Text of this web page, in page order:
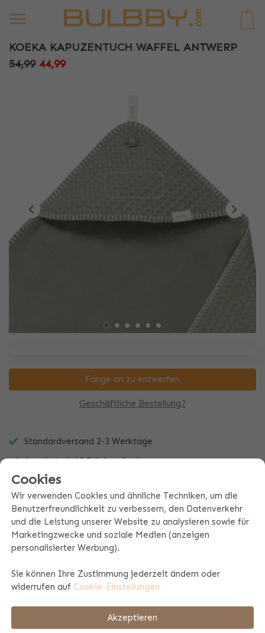
KOEKA KAPUZENTUCH WAFFEL ANTWERP
54,99 44,99
Geschäftliche Bestellung?
Fange an zu entwerfen
Standardversand 2-3 Werktage
Angebot ab 10 Stück anfordern
Immer ein einzigartiges Geschenk
Cookies
Wir verwenden Cookies und ähnliche Techniken, um die
Benutzerfreundlichkeit zu verbessern, den Datenverkehr
und die Leistung unserer Website zu analysieren sowie für
Marketingzwecke und soziale Medien (anzeigen
personalisierter Werbung).
Sie können Ihre Zustimmung jederzeit ändern oder
widerrufen auf Cookie-Einstellungen
Akzeptieren